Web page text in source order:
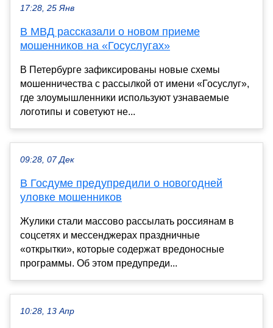
17:28, 25 Янв
В МВД рассказали о новом приеме
мошенников на «Госуслугах»
В Петербурге зафиксированы новые схемы
мошенничества с рассылкой от имени «Госуслуг»,
где злоумышленники используют узнаваемые
логотипы и советуют не...
09:28, 07 Дек
В Госдуме предупредили о новогодней
уловке мошенников
Жулики стали массово рассылать россиянам в
соцсетях и мессенджерах праздничные
«открытки», которые содержат вредоносные
программы. Об этом предупреди...
10:28, 13 Апр